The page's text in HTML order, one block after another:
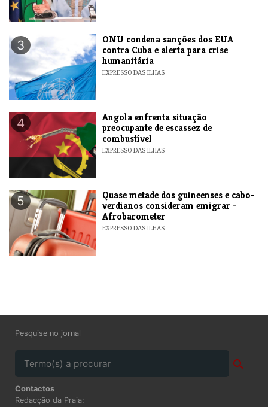
3
ONU condena sanções dos EUA
contra Cuba e alerta para crise
humanitária
EXPRESSO DAS ILHAS
4
Angola enfrenta situação
preocupante de escassez de
combustível
EXPRESSO DAS ILHAS
5
Quase metade dos guineenses e cabo-
verdianos consideram emigrar -
Afrobarometer
EXPRESSO DAS ILHAS
Pesquise no jornal
Contactos
Redacção da Praia: